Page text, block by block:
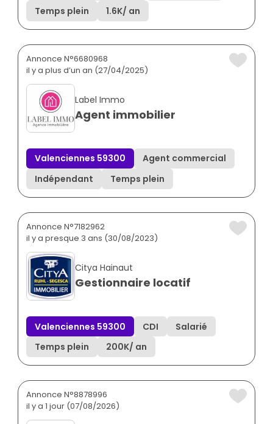
Temps plein
1.6K/ an
Annonce N°6680968
il y a plus d’un an (27/04/2025)
Label Immo
Agent immobilier
Valenciennes 59300
Agent commercial
Indépendant
Temps plein
Annonce N°7182962
il y a presque 3 ans (30/08/2023)
Citya Hainaut
Gestionnaire locatif
Valenciennes 59300 CDI
Salarié
Temps plein
200K/ an
Annonce N°8878996
il y a 1 jour (07/08/2026)